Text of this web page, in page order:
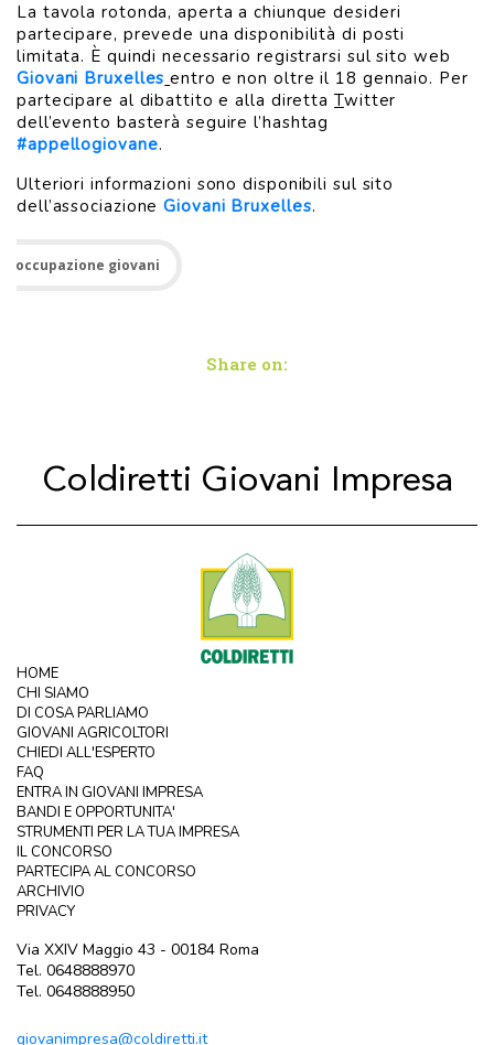
La tavola rotonda, aperta a chiunque desideri
partecipare, prevede una disponibilità di posti
limitata. È quindi necessario registrarsi sul sito web
Giovani Bruxelles entro e non oltre il 18 gennaio. Per
partecipare al dibattito e alla diretta Twitter
dell’evento basterà seguire l’hashtag
#appellogiovane.
Ulteriori informazioni sono disponibili sul sito
dell’associazioneGiovani Bruxelles.
giovani
Share on:
Coldiretti Giovani Impresa
HOME
CHI SIAMO
DI COSA PARLIAMO
GIOVANI AGRICOLTORI
CHIEDI ALL'ESPERTO
FAQ
ENTRA IN GIOVANI IMPRESA
BANDI E OPPORTUNITA'
STRUMENTI PER LA TUA IMPRESA
IL CONCORSO
PARTECIPA AL CONCORSO
ARCHIVIO
PRIVACY
Via XXIV Maggio 43 - 00184 Roma
Tel. 0648888970
Tel. 0648888950
giovanimpresa@coldiretti.it